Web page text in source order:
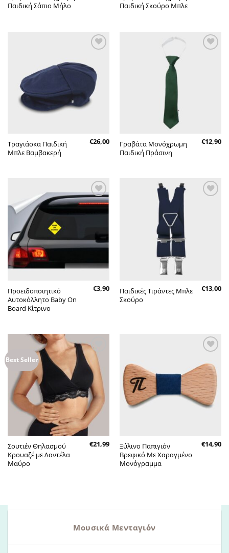
Παιδική Σάπιο Μήλο
Παιδική Σκούρο Μπλε
στην λίστα
επιθυμητών
Τραγιάσκα Παιδική
Μπλε Βαμβακερή
€26,00
Γραβάτα Μονόχρωμη
Παιδική Πράσινη
€12,90
Πρόσθήκη
Προειδοποιητικό
Αυτοκόλλητο Baby On
Board Κίτρινο
€3,90
επιθυμητών
Παιδικές Τιράντες Μπλε
Σκούρο
€13,00
Best Seller
Πρόσθήκη
στην λίστα
επιθυμητών
Σουτιέν Θηλασμού
Κρουαζέ με Δαντέλα
Μαύρο
€21,99
στην λίστα
επιθυμητών
Ξύλινο Παπιγιόν
Βρεφικό Με Χαραγμένο
Μονόγραμμα
€14,90
Μουσικά Μενταγιόν